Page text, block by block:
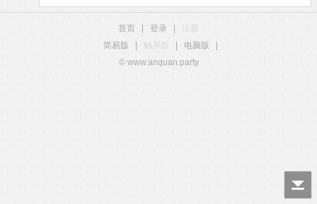
首页 登录
注册
简易版
触屏版 电脑版
© www.anquan.party